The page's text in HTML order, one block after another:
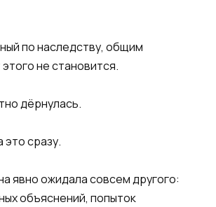
по наследству, общим
не становится.
дёрнулась.
сразу.
явно ожидала совсем другого:
объяснений, попыток